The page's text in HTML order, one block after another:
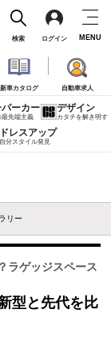
新車カタログ 自動車求人
ーカー
先端主義
デザイン
カタチを解き明す
自分スタイル発見